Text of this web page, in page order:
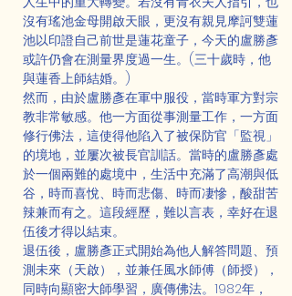
沒有瑤池金母開啟天眼，更沒有親見摩訶雙蓮
池以印證自己前世是蓮花童子，今天的盧勝彥
或許仍會在測量界度過一生。(三十歲時，他
與蓮香上師結婚。)
然而，由於盧勝彥在軍中服役，當時軍方對宗
教非常敏感。他一方面從事測量工作，一方面
修行佛法，這使得他陷入了被保防官「監視」
的境地，並屢次被長官訓話。當時的盧勝彥處
於一個兩難的處境中，生活中充滿了高潮與低
谷，時而喜悅、時而悲傷、時而凄慘，酸甜苦
辣兼而有之。這段經歷，難以言表，幸好在退
伍後才得以結束。
退伍後，盧勝彥正式開始為他人解答問題、預
測未來（天啟），並兼任風水師傅（師授），
同時向顯密大師學習，廣傳佛法。1982年，